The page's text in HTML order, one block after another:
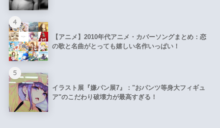
4
【アニメ】2010年代アニメ・カバーソングまとめ：恋
の歌と名曲がとっても嬉しい名作いっぱい！
5
イラスト展『嫌パン展7』："おパンツ等身大フィギュ
ア"のこだわり破壊力が最高すぎる！